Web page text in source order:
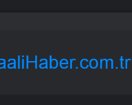
Gül: Gelin, Acıları Değil Sevinçleri